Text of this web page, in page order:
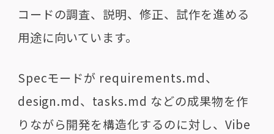
コードの調査、説明、修正、試作を進める
用途に向いています。
Specモードが requirements.md、
design.md、tasks.md などの成果物を作
りながら開発を構造化するのに対し、Vibe